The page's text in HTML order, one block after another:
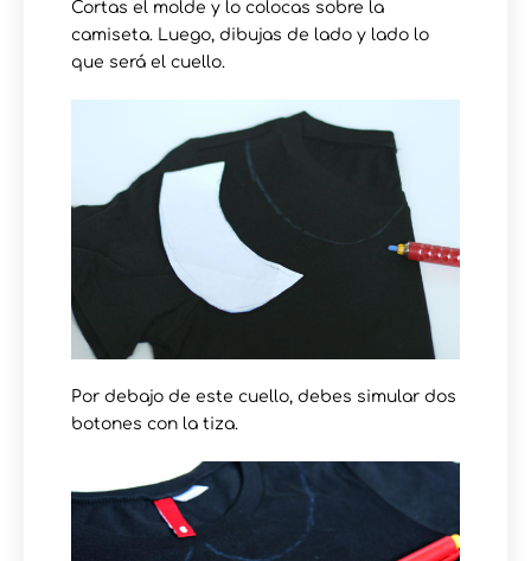
Cortas el molde y lo colocas sobre la
camiseta. Luego, dibujas de lado y lado lo
que será el cuello.
Por debajo de este cuello, debes simular dos
botones con la tiza.